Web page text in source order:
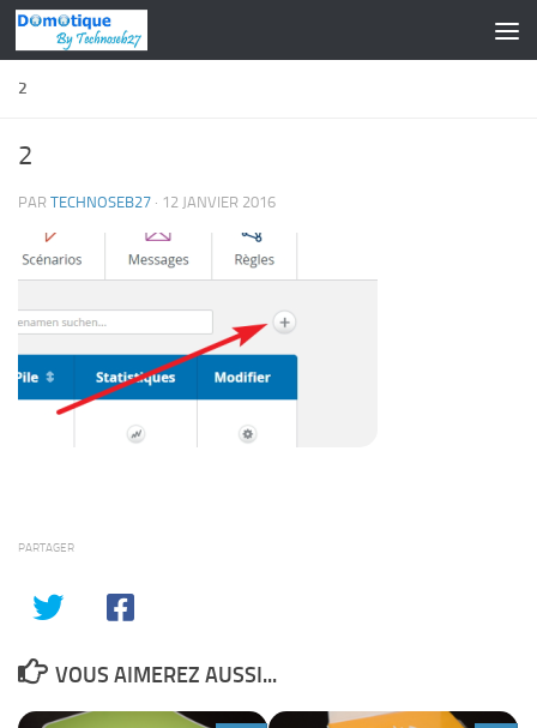
Skip to content
2
2
PAR TECHNOSEB27 · 12 JANVIER 2016
PARTAGER
VOUS AIMEREZ AUSSI...